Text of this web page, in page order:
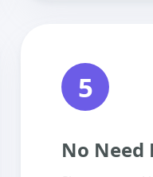
5
No Need